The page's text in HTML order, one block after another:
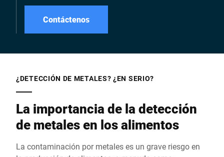
Contáctenos
¿DETECCIÓN DE METALES? ¿EN SERIO?
La importancia de la detección
de metales en los alimentos
La contaminación por metales es un grave riesgo en